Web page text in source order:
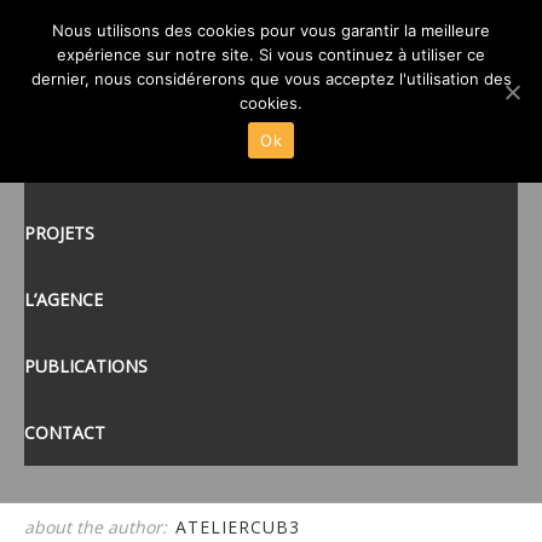
PROJETS
L’AGENCE
PUBLICATIONS
CONTACT
CARHAIX-PAUL SERUSIER-
VUE EXT
posté le 28 SEP 2022/
about the author: ATELIERCUB3
Nous utilisons des cookies pour vous garantir la meilleure
expérience sur notre site. Si vous continuez à utiliser ce
dernier, nous considérerons que vous acceptez l'utilisation des
cookies.
Ok